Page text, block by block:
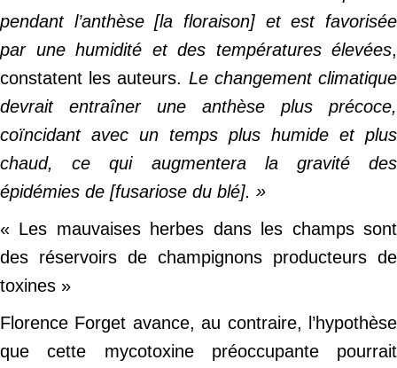
pendant l’anthèse [la floraison] et est favorisée
par une humidité et des températures élevées,
constatent les auteurs. Le changement climatique
devrait entraîner une anthèse plus précoce,
coïncidant avec un temps plus humide et plus
chaud, ce qui augmentera la gravité des
épidémies de [fusariose du blé]. »
« Les mauvaises herbes dans les champs sont
des réservoirs de champignons producteurs de
toxines »
Florence Forget avance, au contraire, l’hypothèse
que cette mycotoxine préoccupante pourrait